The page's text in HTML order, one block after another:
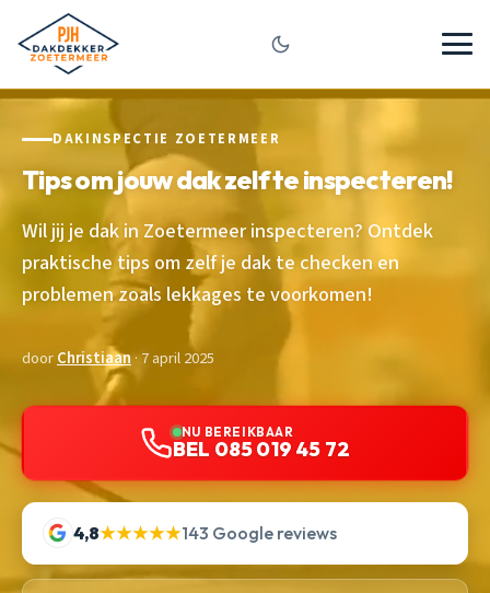
DAKINSPECTIE ZOETERMEER
Tips om jouw dak zelf te inspecteren!
Wil jij je dak in Zoetermeer inspecteren? Ontdek
praktische tips om zelf je dak te checken en
problemen zoals lekkages te voorkomen!
doorChristiaan· 7 april 2025
NU BEREIKBAAR
BEL 085 019 45 72
4,8★★★★★143 Google reviews